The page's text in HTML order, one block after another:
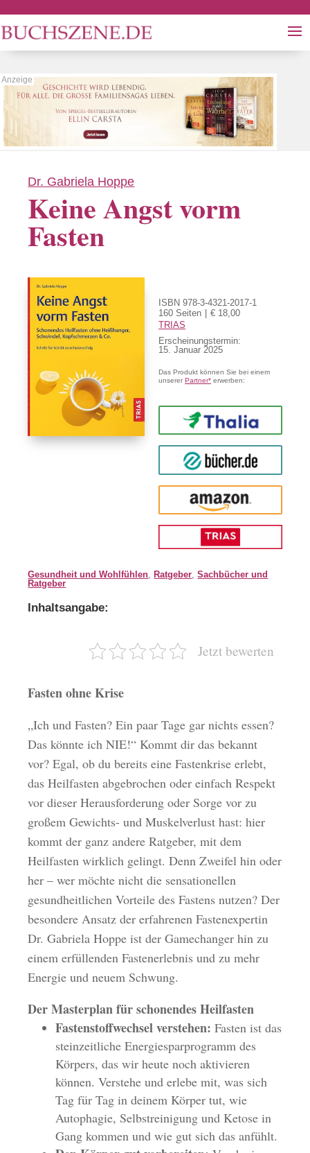
Dr. Gabriela Hoppe
Keine Angst vorm
Fasten
ISBN 978-3-4321-2017-1
160 Seiten
€ 18,00
TRIAS
Erscheinungstermin:
15. Januar 2025
Das Produkt können Sie bei einem
unsererPartner* erwerben:
Thalia
buecher.de
Amazon
Gesundheit und Wohlfühlen, Ratgeber,Sachbücher und
Ratgeber
Inhaltsangabe:
Jetzt bewerten
Fasten ohne Krise
„Ich und Fasten? Ein paar Tage gar nichts essen?
Das könnte ich NIE!“ Kommt dir das bekannt
vor? Egal, ob du bereits eine Fastenkrise erlebt,
das Heilfasten abgebrochen oder einfach Respekt
vor dieser Herausforderung oder Sorge vor zu
großem Gewichts- und Muskelverlust hast: hier
kommt der ganz andere Ratgeber, mit dem
Heilfasten wirklich gelingt. Denn Zweifel hin oder
her – wer möchte nicht die sensationellen
gesundheitlichen Vorteile des Fastens nutzen? Der
besondere Ansatz der erfahrenen Fastenexpertin
Dr. Gabriela Hoppe ist der Gamechanger hin zu
einem erfüllenden Fastenerlebnis und zu mehr
Energie und neuem Schwung.
Der Masterplan für schonendes Heilfasten
Fastenstoffwechsel verstehen: Fasten ist das
steinzeitliche Energiesparprogramm des
Körpers, das wir heute noch aktivieren
können. Verstehe und erlebe mit, was sich
Tag für Tag in deinem Körper tut, wie
Autophagie, Selbstreinigung und Ketose in
Gang kommen und wie gut sich das anfühlt.